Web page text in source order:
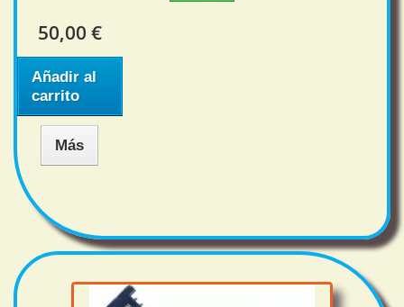
50,00 €
Añadir al
carrito
Más